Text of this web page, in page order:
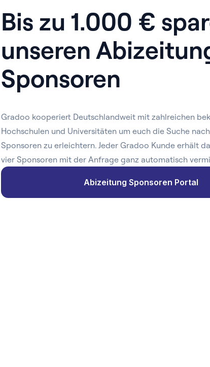
Bis zu 1.000 €
unseren
Sponsoren
Gradoo kooperiert Deutschlandweit mit zahlreichen
Hochschulen und Universitäten um euch die Suche
Sponsoren zu erleichtern. Jeder Gradoo Kunde erhält
vier Sponsoren mit der Anfrage ganz automatisch
Abizeitung Sponsoren Portal